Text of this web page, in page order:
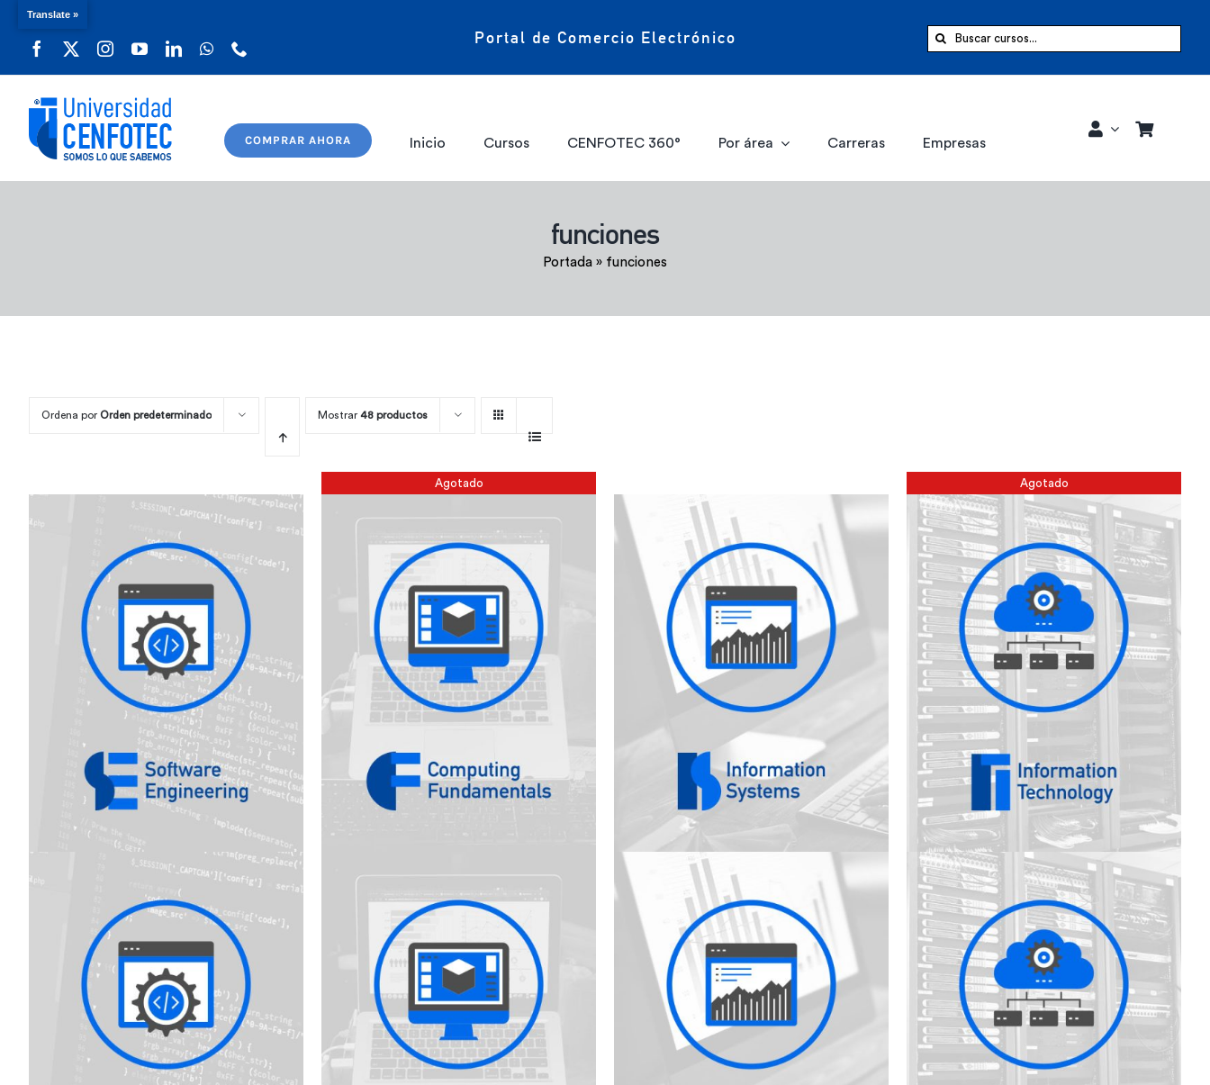
Portal de Comercio Electrónico Buscar:
COMPRAR AHORA Inicio Cursos CENFOTEC 360° Por área Carreras Empresas
funciones
Portada » funciones
Ordena por Orden predeterminado Mostrar 48 productos
Agotado Agotado
Translate »